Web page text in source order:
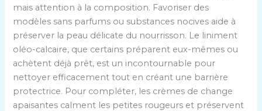
mais attention à la composition. Favoriser des
modèles sans parfums ou substances nocives aide à
préserver la peau délicate du nourrisson. Le liniment
oléo-calcaire, que certains préparent eux-mêmes ou
achètent déjà prêt, est un incontournable pour
nettoyer efficacement tout en créant une barrière
protectrice. Pour compléter, les crèmes de change
apaisantes calment les petites rougeurs et préservent